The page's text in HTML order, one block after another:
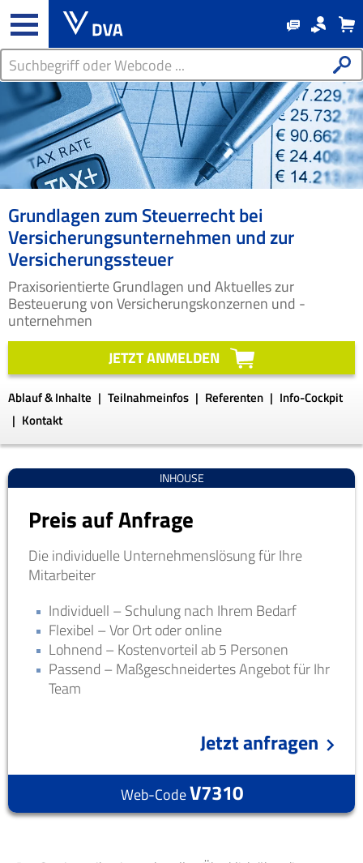
Grundlagen zum Steuerrecht bei
Versicherungsunternehmen und zur
Versicherungssteuer
Praxisorientierte Grundlagen und Aktuelles zur
Besteuerung von Versicherungskonzernen und -
unternehmen
JETZT ANMELDEN
Ablauf & Inhalte Teilnahmeinfos Referenten
Info-Cockpit
Kontakt
INHOUSE
Preis auf Anfrage
Die individuelle Unternehmenslösung für Ihre
Mitarbeiter
Individuell – Schulung nach Ihrem Bedarf
Flexibel – Vor Ort oder online
Lohnend – Kostenvorteil ab 5 Personen
Passend – Maßgeschneidertes Angebot für Ihr
Team
Jetzt anfragen
Web-CodeV7310